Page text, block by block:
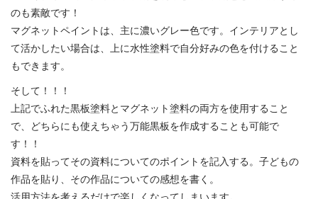
のも素敵です！
マグネットペイントは、主に濃いグレー色です。インテリアとし
て活かしたい場合は、上に水性塗料で自分好みの色を付けること
もできます。
そして！！！
上記でふれた黒板塗料とマグネット塗料の両方を使用すること
で、どちらにも使えちゃう万能黒板を作成することも可能で
す！！
資料を貼ってその資料についてのポイントを記入する。子どもの
作品を貼り、その作品についての感想を書く。